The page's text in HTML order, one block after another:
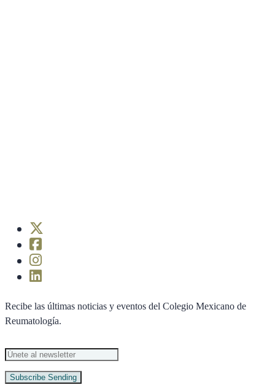
Recibe las últimas noticias y eventos del Colegio Mexicano de
Reumatología.
Subscribe Sending